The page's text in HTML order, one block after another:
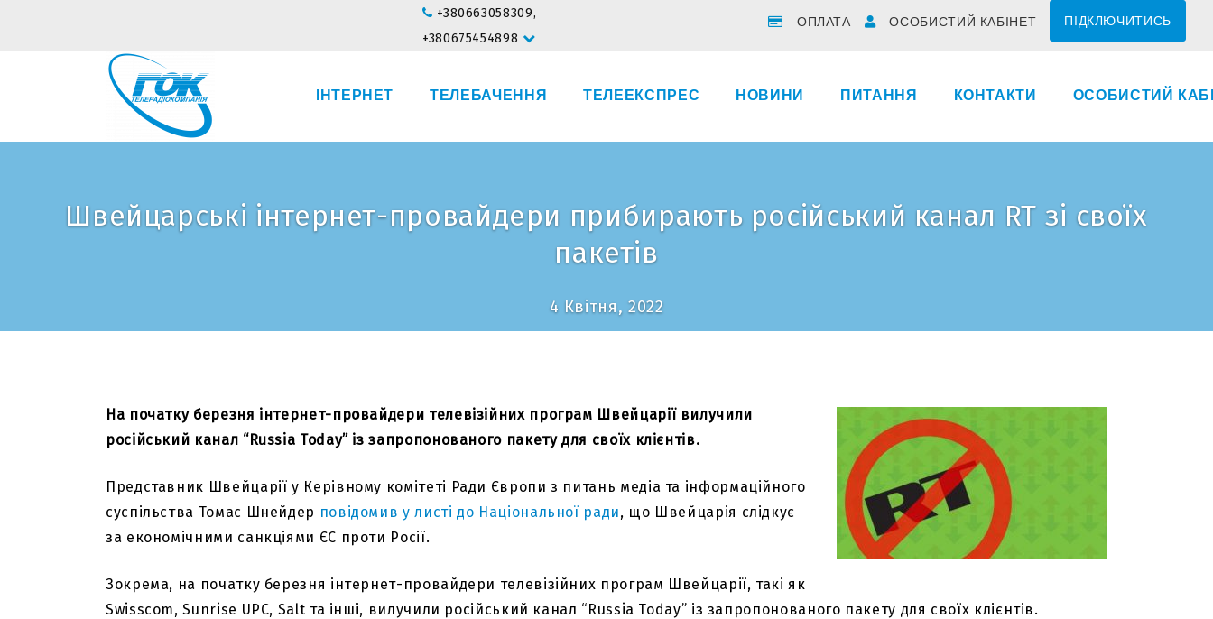
+380663058309,
+380675454898
ОПЛАТА ОСОБИСТИЙ КАБІНЕТ ПІДКЛЮЧИТИСЬ
ІНТЕРНЕТ ТЕЛЕБАЧЕННЯ ТЕЛЕЕКСПРЕС НОВИНИ ПИТАННЯ КОНТАКТИ ОСОБИСТИЙ
Швейцарські інтернет-провайдери прибирають російський канал RT зі своїх
пакетів
4 Квітня, 2022
На початку березня інтернет-провайдери телевізійних програм Швейцарії вилучили
російський канал “Russia Today” із запропонованого пакету для своїх клієнтів.
Представник Швейцарії у Керівному комітеті Ради Європи з питань медіа та інформаційного
суспільства Томас Шнейдер повідомив у листі до Національної ради, що Швейцарія слідкує
за економічними санкціями ЄС проти Росії.
Зокрема, на початку березня інтернет-провайдери телевізійних програм Швейцарії, такі як
Swisscom, Sunrise UPC, Salt та інші, вилучили російський канал “Russia Today” із запропонованого пакету для своїх клієнтів.